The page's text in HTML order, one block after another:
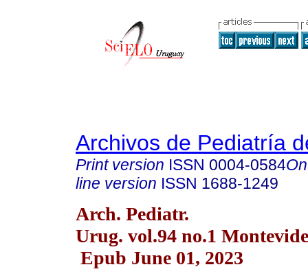
Archivos de Pediatría
Print version ISSN 0004-0584
line version ISSN 1688-1249
Arch. Pediatr.
Urug. vol.94 no.1
Epub June 01, 2023